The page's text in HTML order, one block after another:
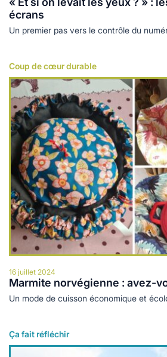
écrans
Un premier pas vers le contrôle du
Coup de cœur durable
16 juillet 2024
Marmite norvégienne : avez-
Un mode de cuisson économique et
Lire plus
Ça fait réfléchir
Lire plus